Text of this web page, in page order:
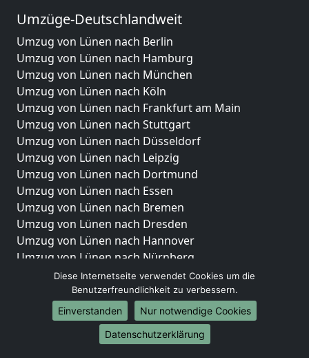
Umzüge-Deutschlandweit
Umzug von Lünen nach Berlin
Umzug von Lünen nach Hamburg
Umzug von Lünen nach München
Umzug von Lünen nach Köln
Umzug von Lünen nach Frankfurt am Main
Umzug von Lünen nach Stuttgart
Umzug von Lünen nach Düsseldorf
Umzug von Lünen nach Leipzig
Umzug von Lünen nach Dortmund
Umzug von Lünen nach Essen
Umzug von Lünen nach Bremen
Umzug von Lünen nach Dresden
Umzug von Lünen nach Hannover
Umzug von Lünen nach Nürnberg
Umzug von Lünen nach Duisburg
Umzug von Lünen nach Bochum
Umzug von Lünen nach Wuppertal
Umzug von Lünen nach Bielefeld
Umzug von Lünen nach Bonn
Diese Internetseite verwendet Cookies um die
Benutzerfreundlichkeit zu verbessern.
Einverstanden
Nur notwendige Cookies
Datenschutzerklärung